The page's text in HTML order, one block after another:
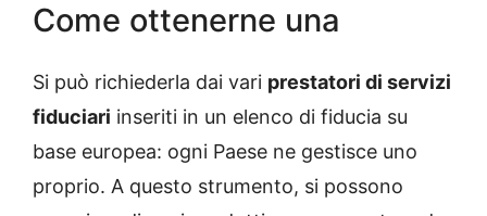
Come ottenerne una
Si può richiederla dai vari prestatori di servizi
fiduciari inseriti in un elenco di fiducia su
base europea: ogni Paese ne gestisce uno
proprio. A questo strumento, si possono